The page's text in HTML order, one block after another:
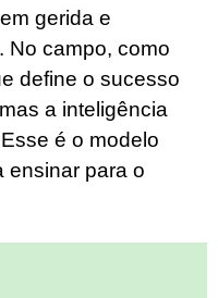
gerida e
No campo, como
define o sucesso
a inteligência
é o modelo
ensinar para o